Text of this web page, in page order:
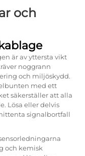
och
är av yttersta vikt
noggrann
och miljöskydd.
med ett
säkerställer att alla
Lösa eller delvis
signalbortfall
och kemisk